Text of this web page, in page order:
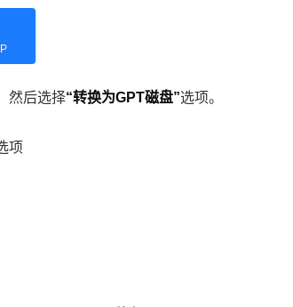
然后选择“转换为GPT磁盘”选项。